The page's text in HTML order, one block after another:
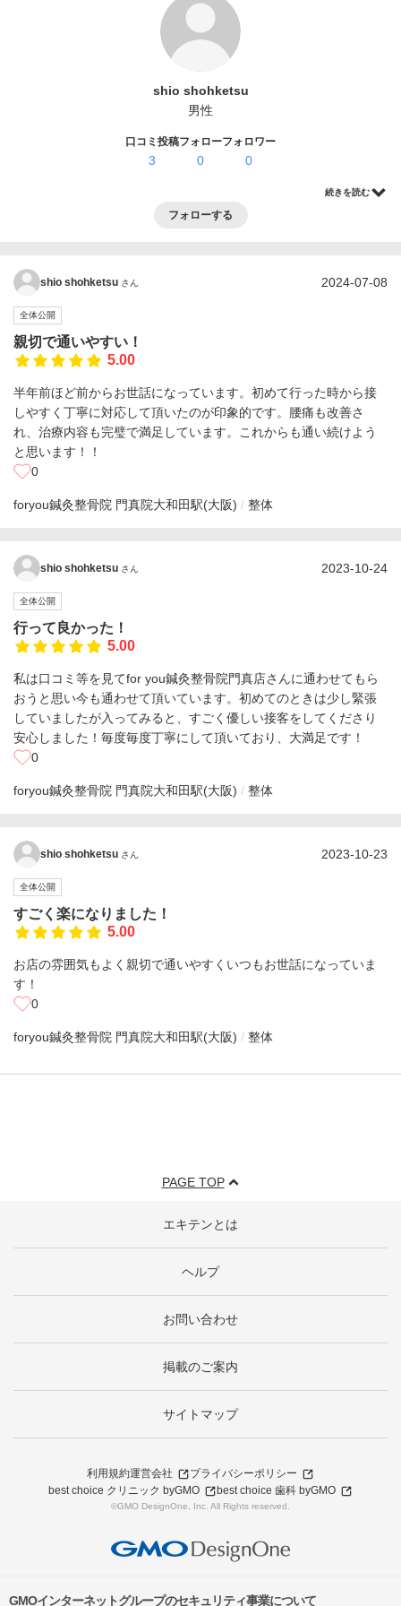
shio shohketsu
男性
口コミ投稿
3
フォロー
0
フォロワー
0
続きを読む
フォローする
shio shohketsu さん 2024-07-08
全体公開
親切で通いやすい！
5.00
半年前ほど前からお世話になっています。初めて行った時から接
しやすく丁寧に対応して頂いたのが印象的です。腰痛も改善さ
れ、治療内容も完璧で満足しています。これからも通い続けよう
と思います！！
0
foryou鍼灸整骨院 門真院大和田駅(大阪) 整体
shio shohketsu さん 2023-10-24
全体公開
行って良かった！
5.00
私は口コミ等を見てfor you鍼灸整骨院門真店さんに通わせてもら
おうと思い今も通わせて頂いています。初めてのときは少し緊張
していましたが入ってみると、すごく優しい接客をしてくださり
安心しました！毎度毎度丁寧にして頂いており、大満足です！
0
foryou鍼灸整骨院 門真院大和田駅(大阪) 整体
shio shohketsu さん 2023-10-23
全体公開
すごく楽になりました！
5.00
お店の雰囲気もよく親切で通いやすくいつもお世話になっていま
す！
0
foryou鍼灸整骨院 門真院大和田駅(大阪) 整体
PAGE TOP
エキテンとは
ヘルプ
お問い合わせ
掲載のご案内
サイトマップ
利用規約運営会社
プライバシーポリシー
best choice クリニック byGMO
best choice 歯科 byGMO
©GMO DesignOne, Inc. All Rights reserved.
GMOインターネットグループのセキュリティ事業について